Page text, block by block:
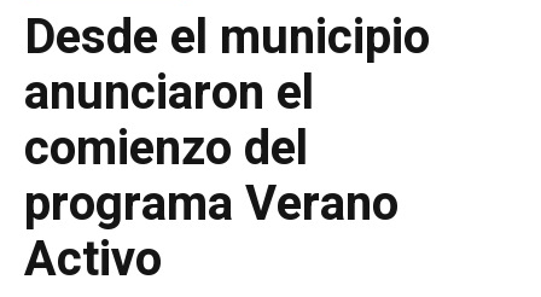
Desde el municipio
anunciaron el
comienzo del
programa Verano
Activo